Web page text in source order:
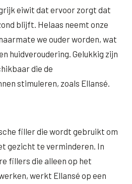
eiwit dat ervoor zorgt dat
blijft. Helaas neemt onze
we ouder worden, wat
huidveroudering. Gelukkig zijn
die de
stimuleren, zoals Ellansé.
filler die wordt gebruikt om
gezicht te verminderen. In
fillers die alleen op het
werkt Ellansé op een